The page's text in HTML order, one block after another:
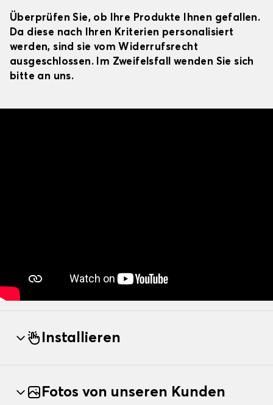
Überprüfen Sie, ob Ihre Produkte Ihnen gefallen.
Da diese nach Ihren Kriterien personalisiert
werden, sind sie vom Widerrufsrecht
ausgeschlossen. Im Zweifelsfall wenden Sie sich
bitte an uns.
Installieren
Fotos von unseren Kunden